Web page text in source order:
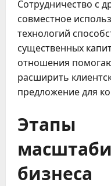
Сотрудничество с
совместное
технологий
существенных
отношения
расширить
предложение для
Этапы
бизнеса